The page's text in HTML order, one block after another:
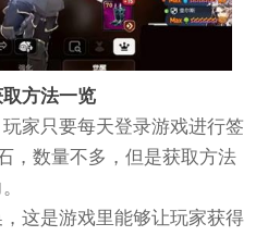
方法一览
家只要每天登录游戏进行签
，数量不多，但是获取方法
这是游戏里能够让玩家获得